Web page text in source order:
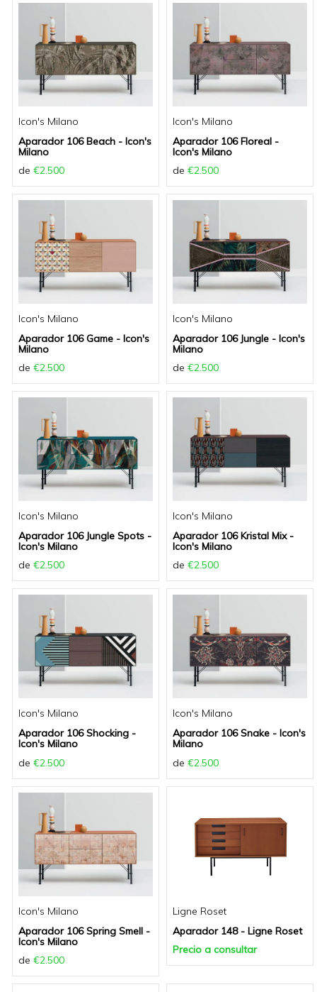
Icon's Milano
Aparador 106 Beach - Icon's
Milano
de €2.500
Icon's Milano
Aparador 106 Floreal -
Icon's Milano
de €2.500
Icon's Milano
Aparador 106 Game - Icon's
Milano
de €2.500
Icon's Milano
Aparador 106 Jungle - Icon's
Milano
de €2.500
Icon's Milano
Aparador 106 Jungle Spots -
Icon's Milano
de €2.500
Icon's Milano
Aparador 106 Kristal Mix -
Icon's Milano
de €2.500
Icon's Milano
Aparador 106 Shocking -
Icon's Milano
de €2.500
Icon's Milano
Aparador 106 Snake - Icon's
Milano
de €2.500
Icon's Milano
Aparador 106 Spring Smell -
Icon's Milano
de €2.500
Ligne Roset
Aparador 148 - Ligne Roset
Precio a consultar